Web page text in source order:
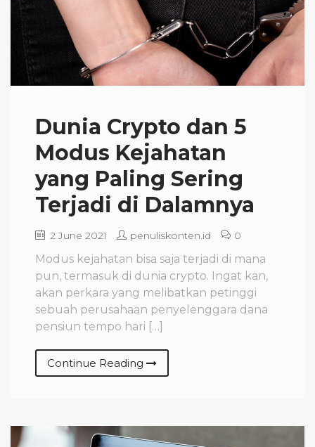
Dunia Crypto dan 5
Modus Kejahatan
yang Paling Sering
Terjadi di Dalamnya
2 June 2021 penuliskonten.id 0
Modus kejahatan bisa saja terjadi di mana
pun, termasuk di dunia crypto. Ingat kan,
akan perkara yang melibatkan petinggi
sebuah perusahaan penyelenggara dana
pensiun tempo hari […]
Continue Reading